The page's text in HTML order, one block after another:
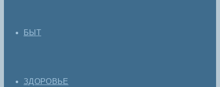
БЫТ
ЗДОРОВЬЕ